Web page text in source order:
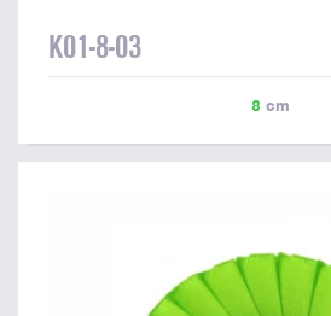
K01-8-03
8 cm